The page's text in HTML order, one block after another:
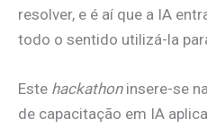
resolver, e é aí que a IA
todo o sentido utilizá-la
Este hackathoninsere-se
de capacitação em IA